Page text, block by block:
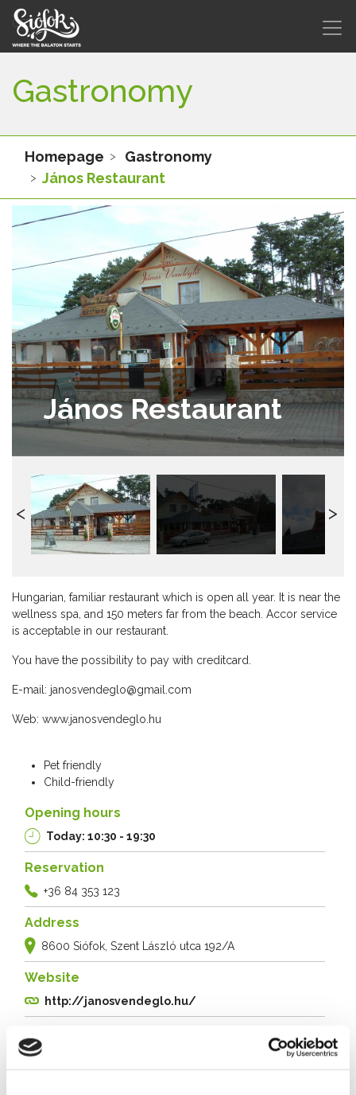
Gastronomy
Homepage
Gastronomy
János Restaurant
János Restaurant
Hungarian, familiar restaurant which is open all year. It is near the
wellness spa, and 150 meters far from the beach. Accor service
is acceptable in our restaurant.
You have the possibility to pay with creditcard.
E-mail: janosvendeglo@gmail.com
Web: www.janosvendeglo.hu
Pet friendly
Child-friendly
Opening hours
Today: 10:30 - 19:30
Reservation
+36 84 353 123
Address
8600 Siófok, Szent László utca 192/A
Website
http://janosvendeglo.hu/
Further restaurants